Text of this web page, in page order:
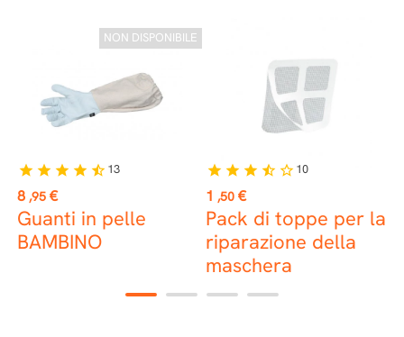
NON DISPONIBILE
Prezzo
8 ,95 €
Guanti in pelle
BAMBINO
star star star star star_half 13
Prezzo
1 ,50 €
Pack di toppe per la
riparazione della
maschera
star star star star_half star_border 10
1 2 3 4